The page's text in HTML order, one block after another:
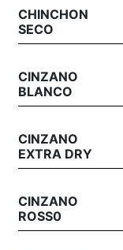
CHINCHON
SECO
CINZANO
BLANCO
CINZANO
EXTRA DRY
CINZANO
ROSS0